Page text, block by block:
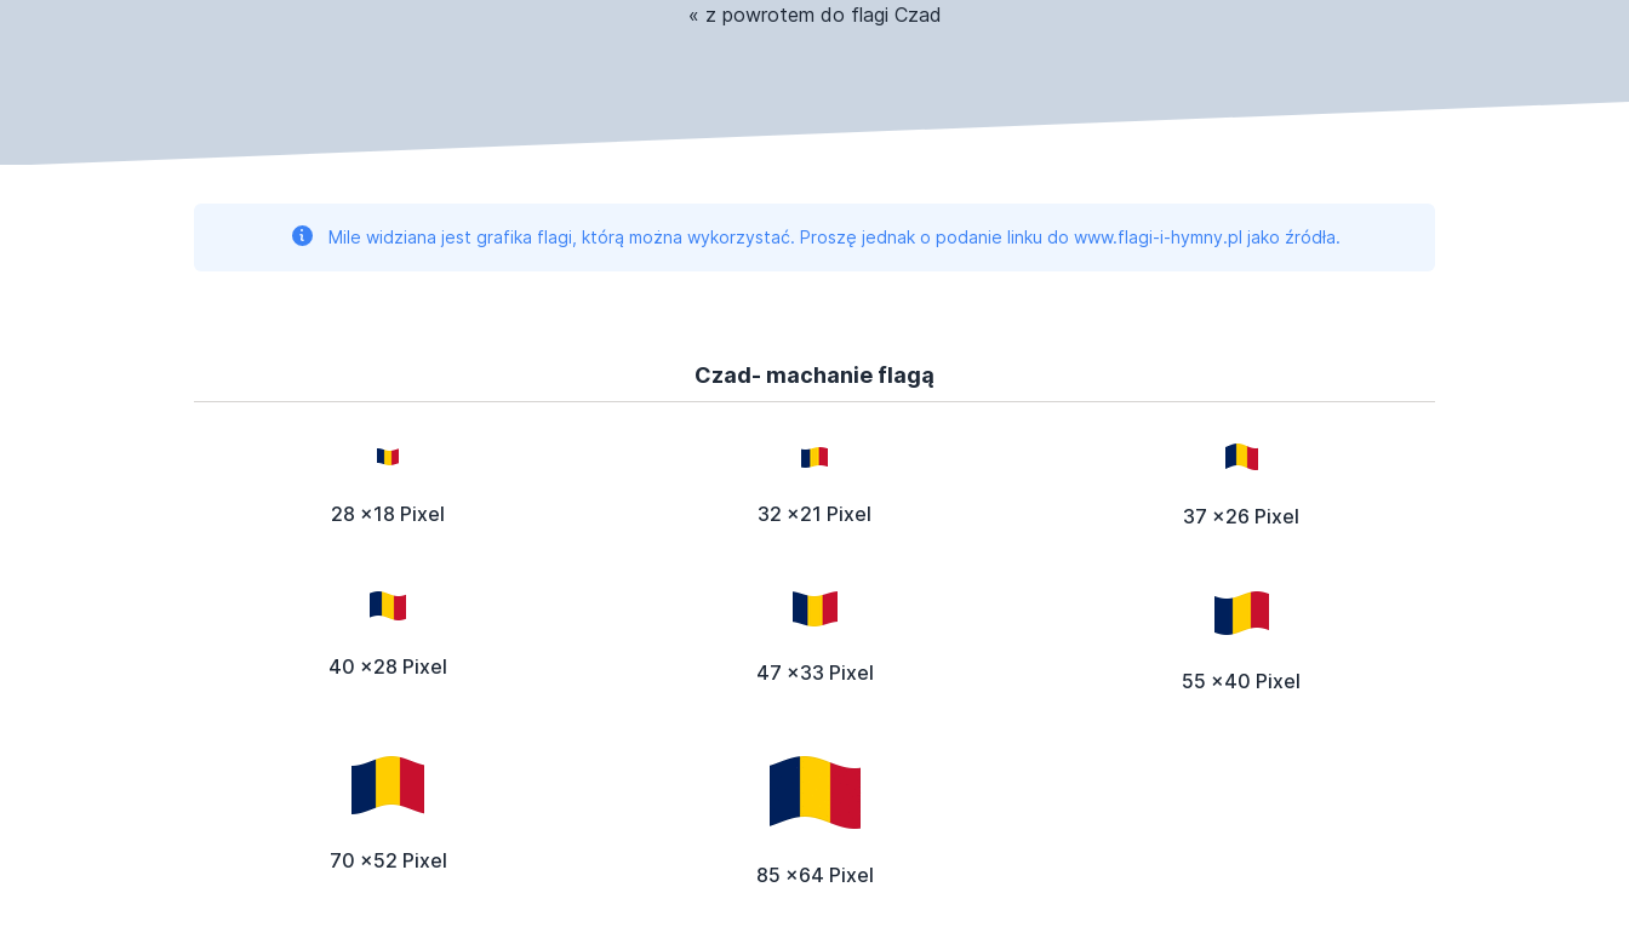
« z powrotem do flagi Czad
Mile widziana jest grafika flagi, którą można wykorzystać. Proszę jednak o podanie linku do www.flagi-i-hymny.pl jako źródła.
Czad- machanie flagą
28 x18 Pixel 32 x21 Pixel 37 x26 Pixel
40 x28 Pixel 47 x33 Pixel 55 x40 Pixel
70 x52 Pixel
85 x64 Pixel